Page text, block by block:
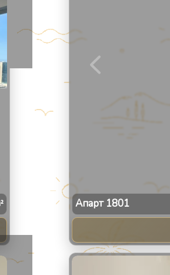
Апарт 1801